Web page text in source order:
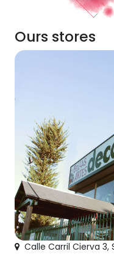
Ours stores
Calle Carril Cierva 3,